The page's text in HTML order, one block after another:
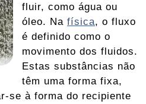
fluir, como água ou
óleo. Na física, o fluxo
é definido como o
movimento dos fluidos.
Estas substâncias não
têm uma forma fixa,
se à forma do recipiente